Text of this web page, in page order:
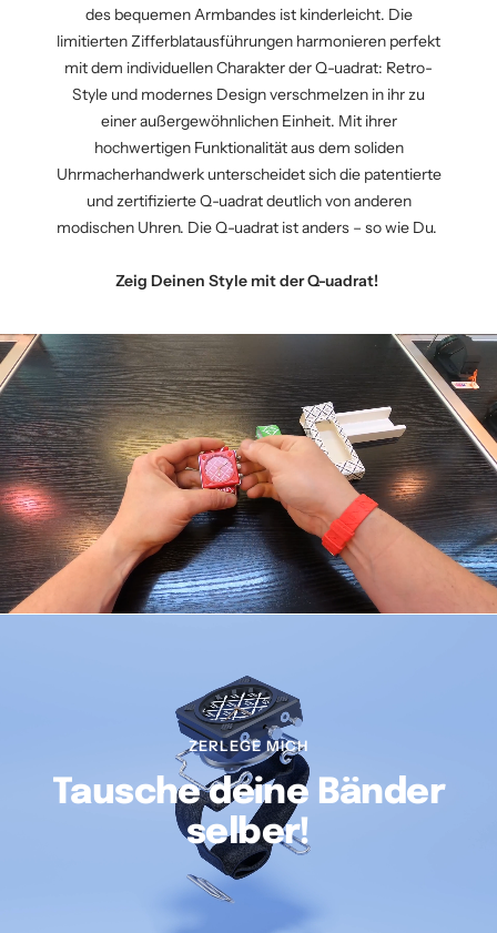
des bequemen Armbandes ist kinderleicht. Die
limitierten Zifferblatausführungen harmonieren perfekt
mit dem individuellen Charakter der Q-uadrat: Retro-
Style und modernes Design verschmelzen in ihr zu
einer außergewöhnlichen Einheit. Mit ihrer
hochwertigen Funktionalität aus dem soliden
Uhrmacherhandwerk unterscheidet sich die patentierte
und zertifizierte Q-uadrat deutlich von anderen
modischen Uhren. Die Q-uadrat ist anders – so wie Du.
Zeig Deinen Style mit der Q-uadrat!
ZERLEGE MICH
Tausche deine Bänder
selber!